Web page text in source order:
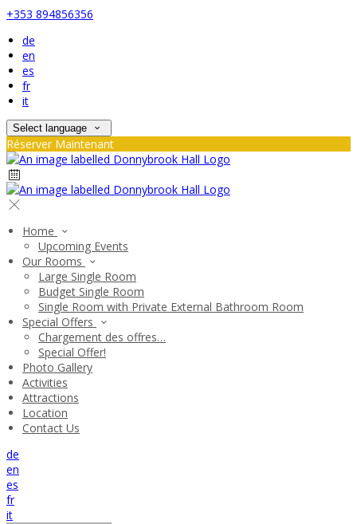
+353 894856356
de
en
es
fr
it
Select language
Réserver Maintenant
Home
Upcoming Events
Our Rooms
Large Single Room
Budget Single Room
Single Room with Private External Bathroom Room
Special Offers
Chargement des offres…
Special Offer!
Photo Gallery
Activities
Attractions
Location
Contact Us
de
en
es
fr
it